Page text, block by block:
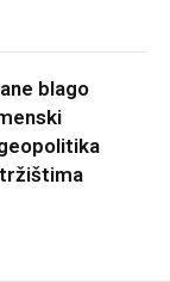
blago